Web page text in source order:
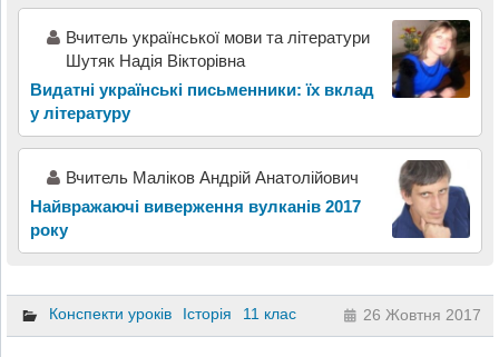
Вчитель української мови та літератури
Шутяк Надія Вікторівна
Видатні українські письменники: їх вклад
у літературу
Вчитель Маліков Андрій Анатолійович
Найвражаючі виверження вулканів 2017
року
Конспекти уроків Історія 11 клас 26 Жовтня 2017